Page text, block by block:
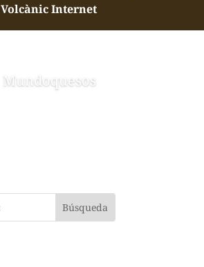
Volcànic Internet
Mundoquesos